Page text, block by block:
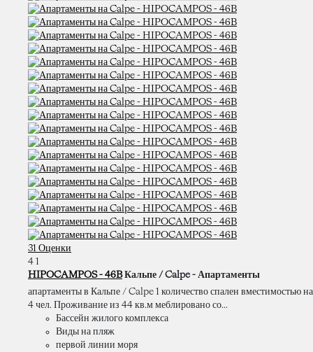
31 Оценки
4 1
HIPOCAMPOS - 46B Кальпе / Calpe - Апартаменты
апартаменты в Кальпе / Calpe 1 количество спален вместимостью на
4 чел. Проживание из 44 кв.м меблировано со...
Бассейн жилого комплекса
Виды на пляж
первой линии моря